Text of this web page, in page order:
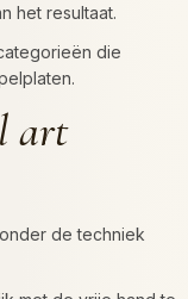
het resultaat.
die
art
de techniek